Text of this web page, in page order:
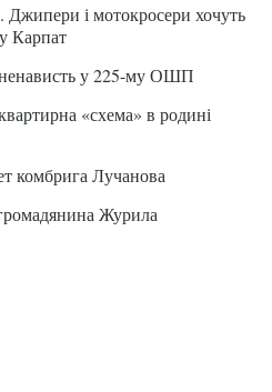
Джипери і мотокросери хочуть
Карпат
ненависть у 225-му ОШП
«схема» в родині
комбрига Лучанова
Журила